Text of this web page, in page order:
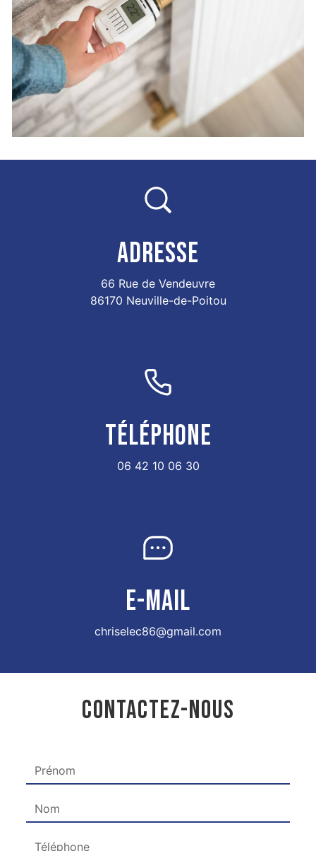
ADRESSE
66 Rue de Vendeuvre
86170 Neuville-de-Poitou
TÉLÉPHONE
06 42 10 06 30
E-MAIL
chriselec86@gmail.com
CONTACTEZ-NOUS